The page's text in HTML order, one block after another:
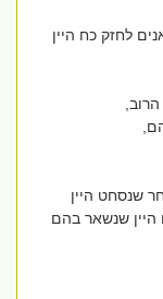
לחזק כח היין
היין
שנשאר בהם